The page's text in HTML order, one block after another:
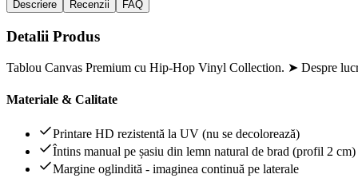
Descriere Recenzii FAQ
Detalii Produs
Tablou Canvas Premium cu Hip-Hop Vinyl Collection. ➤ Despre
Materiale & Calitate
Printare HD rezistentă la UV (nu se decolorează)
Întins manual pe șasiu din lemn natural de brad (profil 2 cm)
Margine oglindită - imaginea continuă pe laterale